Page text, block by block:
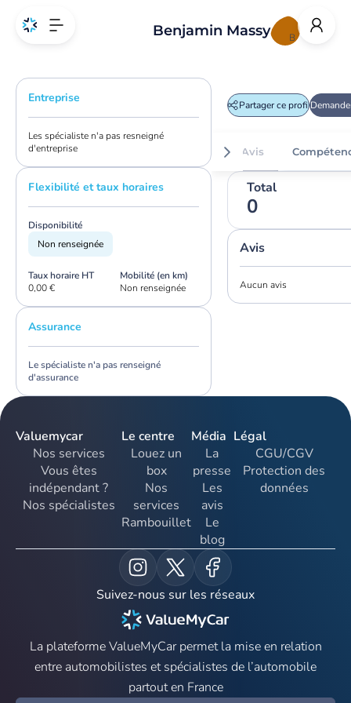
Entreprise
Les spécialiste n'a pas resneigné
d'entreprise
Flexibilité et taux horaires
Disponibilité
Non renseignée
Taux horaire HT
0,00 €
Mobilité (en km)
Non renseignée
Assurance
Le spécialiste n'a pas renseigné
d'assurance
B
Benjamin Massy
Partager ce profil
Avis
Total
0
Avis
Aucun avis
Valuemycar
Nos services
Vous êtes
indépendant ?
Nos spécialistes
Le centre
Louez un
box
Nos
services
Rambouillet
Média
La
presse
Les
avis
Le
blog
Légal
CGU/CGV
Protection des
données
Suivez-nous sur les réseaux
La plateforme ValueMyCar permet la mise en relation
entre automobilistes et spécialistes de l’automobile
partout en France